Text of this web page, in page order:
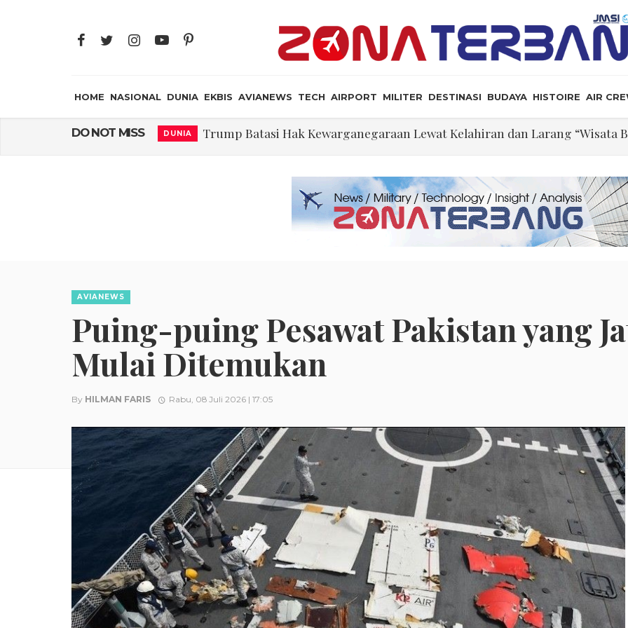
HOME NASIONAL DUNIA EKBIS AVIANEWS TECH AIRPORT MILITER DESTINASI BUDAYA HISTOIRE AIR
DO NOT MISS DUNIA Trump Batasi Hak Kewarganegaraan Lewat Kelahiran dan Larang “Wisata
Masuki Fase Penting, Ini Posisi Iran, AS, dan Oman dalam Perjanjian Selat
Perjanjian Selat Hormuz Makin Dekat, Harga Minyak Mentah Melonjak
Pakar: Ekonomi Dekati Titik Hancur, Presiden: Tekanan Asing Jadi
FWK: Presiden dan Masyarakat Perlu Gunakan Bahasa yang Santun
AVIANEWS
Puing-puing Pesawat Pakistan yang
Mulai Ditemukan
By HILMAN FARIS Rabu, 08 Juli 2026 | 17:05